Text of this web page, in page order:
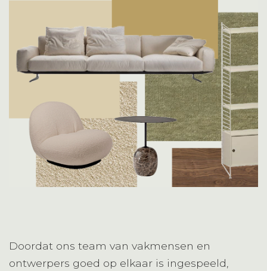
Doordat ons team van vakmensen en
ontwerpers goed op elkaar is ingespeeld,